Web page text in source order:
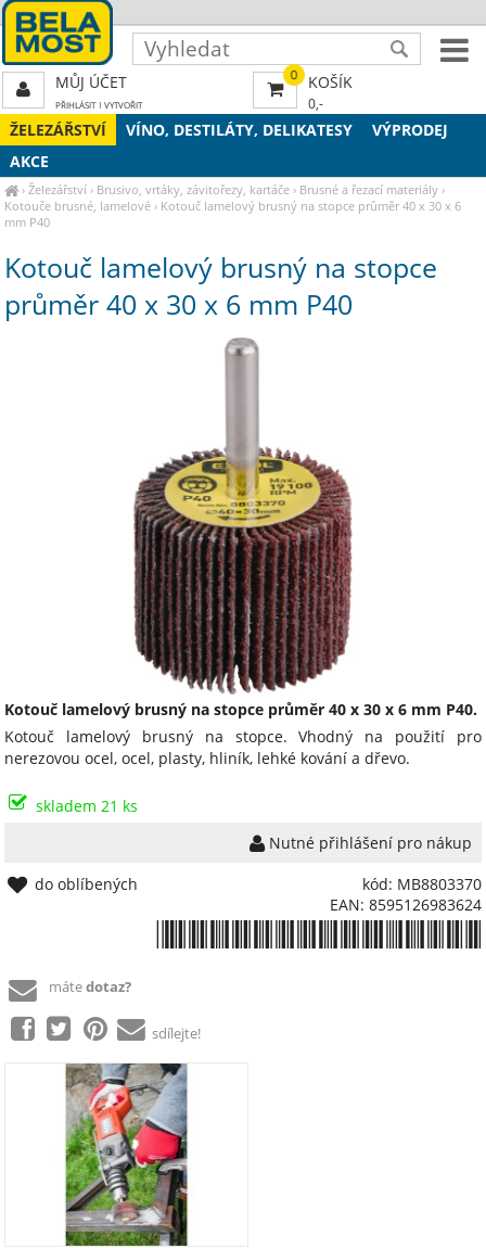
ŽELEZÁŘSTVÍ VÍNO, DESTILÁTY, DELIKATESY
VÝPRODEJ
AKCE
›Železářství › Brusivo, vrtáky, závitořezy, kartáče › Brusné a řezací materiály ›
Kotouče brusné, lamelové › Kotouč lamelový brusný na stopce průměr 40 x 30 x 6
mm P40
Kotouč lamelový brusný na stopce
průměr 40 x 30 x 6 mm P40
Kotouč lamelový brusný na stopce průměr 40 x 30 x 6 mm P40.
Kotouč lamelový brusný na stopce. Vhodný na použití pro
nerezovou ocel, ocel, plasty, hliník, lehké kování a dřevo.
skladem 21 ks
Nutné přihlášení pro nákup
kód: MB8803370
EAN: 8595126983624
do oblíbených
mátedotaz?
sdílejte!
0 KOŠÍK
0,-
MŮJ ÚČET
PŘIHLÁSIT| VYTVOŘIT